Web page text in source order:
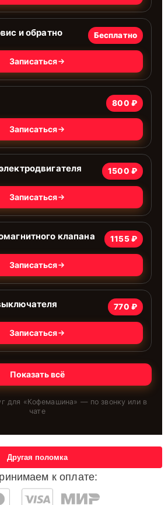
и обратно Бесплатно
Записаться
800 ₽
Записаться
1500 ₽
Записаться
клапана 1155 ₽
Записаться
770 ₽
Записаться
Показать всё
для «Кофемашина» — по звонку или в
чате
к оплате:
Другая поломка